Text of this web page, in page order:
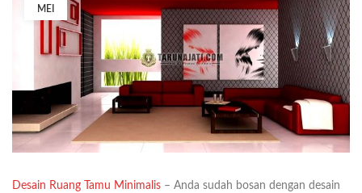
MEI
Desain Ruang Tamu Minimalis – Anda sudah bosan dengan desain